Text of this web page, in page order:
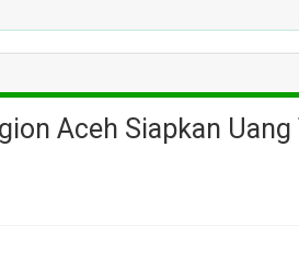
Aceh Siapkan Uang